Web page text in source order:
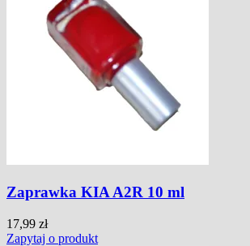
Zaprawka KIA A2R 10 ml
17,99 zł
Zapytaj o produkt